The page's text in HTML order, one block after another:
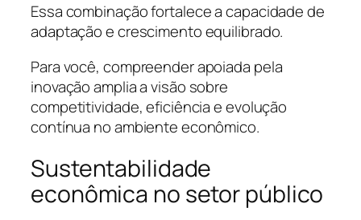
Essa combinação fortalece a capacidade de
adaptação e crescimento equilibrado.
Para você, compreender apoiada pela
inovação amplia a visão sobre
competitividade, eficiência e evolução
contínua no ambiente econômico.
Sustentabilidade
econômica no setor público